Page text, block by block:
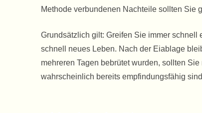
Methode verbundenen Nachteile sollten Sie
Grundsätzlich gilt: Greifen Sie immer schnell
schnell neues Leben. Nach der Eiablage
mehreren Tagen bebrütet wurden, sollten
wahrscheinlich bereits empfindungsfähig